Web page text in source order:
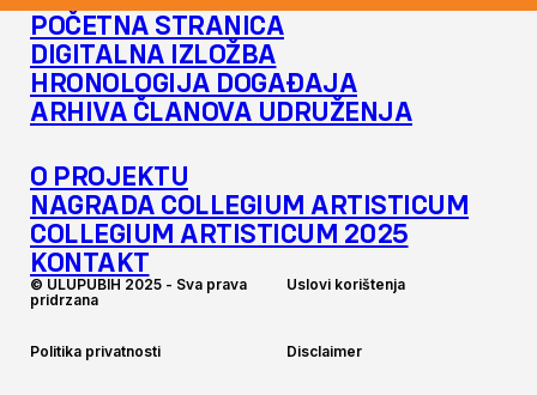
POČETNA STRANICA
DIGITALNA IZLOŽBA
HRONOLOGIJA DOGAĐAJA
ARHIVA ČLANOVA UDRUŽENJA
O PROJEKTU
NAGRADA COLLEGIUM ARTISTICUM
COLLEGIUM ARTISTICUM 2025
KONTAKT
© ULUPUBIH 2025 - Sva prava
pridrzana
Uslovi korištenja
Politika privatnosti Disclaimer